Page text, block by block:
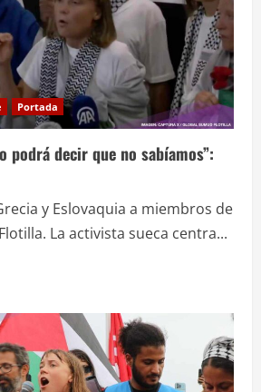
Portada
podrá decir que no sabíamos”:
y Eslovaquia a miembros de
La activista sueca centra...